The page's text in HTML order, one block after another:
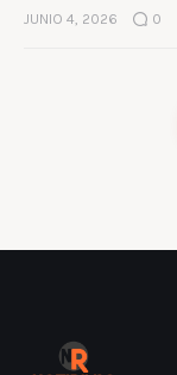
JUNIO 4, 2026 0